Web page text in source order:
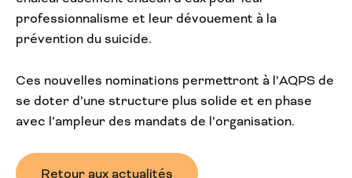
professionnalisme et leur dévouement à la
prévention du suicide.
Ces nouvelles nominations permettront à l’AQPS de
se doter d’une structure plus solide et en phase
avec l’ampleur des mandats de l’organisation.
Retour aux actualités